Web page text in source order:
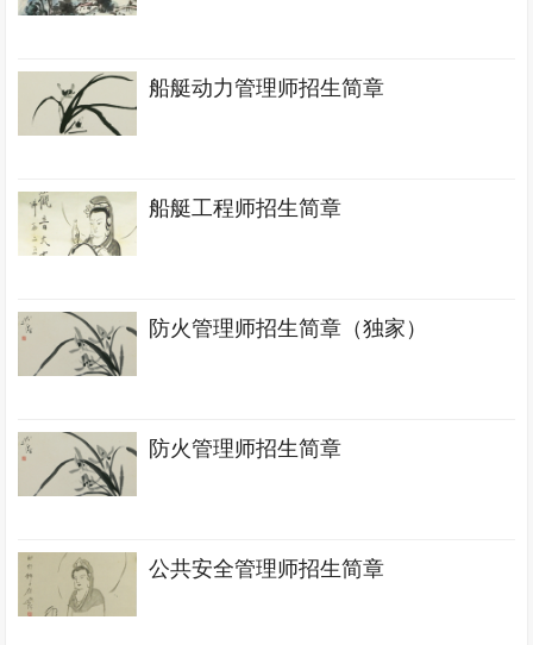
船艇动力管理师招生简章
船艇工程师招生简章
防火管理师招生简章（独家）
防火管理师招生简章
公共安全管理师招生简章